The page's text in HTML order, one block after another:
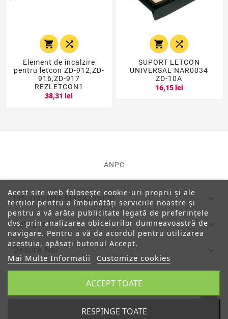
 
Element de incalzire
pentru letcon ZD-912,ZD-
916,ZD-917
REZLETCON1
38,31 lei
 
SUPORT LETCON
UNIVERSAL NAR0034
ZD-10A
16,15 lei
ANPC
Informatiile Magazinului
Categorii 
Despre Noi
Acest site web folosește cookie-uri proprii și ale
terților pentru a îmbunătăți serviciile noastre și
pentru a vă arăta publicitate legată de preferințele
dvs. prin analizarea obiceiurilor dumneavoastră de
navigare. Pentru a vă da acordul pentru utilizarea
acestuia, apăsați butonul Accept.
Mai Multe Informatii Customize cookies
RESPINGE TOATE
ACCEPT TOATE
© 2019 - Ecommerce Software By PrestaShop™